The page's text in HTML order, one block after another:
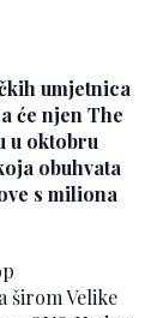
umjetnica
će njen The
u oktobru
obuhvata
s miliona
širom Velike